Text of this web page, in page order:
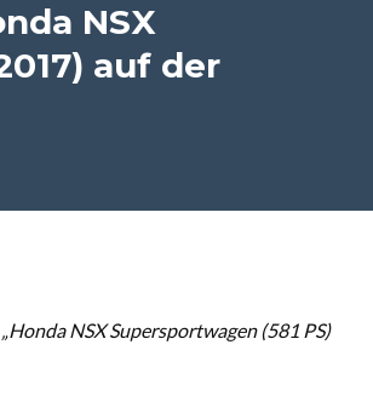
NSX
auf der
NSX Supersportwagen (581 PS)